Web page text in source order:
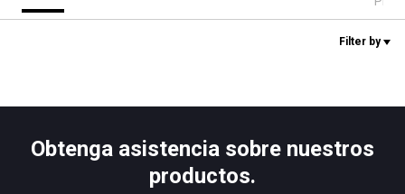
Filter by
Obtenga asistencia sobre nuestros
productos.
Contacto